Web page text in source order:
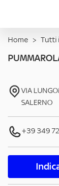
Home > Tutti
VIA
SALERNO
+39 349